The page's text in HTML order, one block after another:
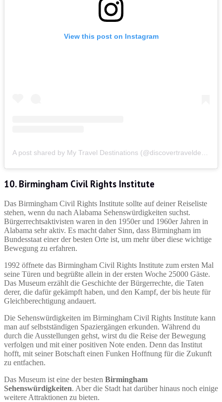
View this post on Instagram
A post shared by My Travel Destinations (@discovertraveldestinations)
10. Birmingham Civil Rights Institute
Das Birmingham Civil Rights Institute sollte auf deiner Reiseliste
stehen, wenn du nach Alabama Sehenswürdigkeiten suchst.
Bürgerrechtsaktivisten waren in den 1950er und 1960er Jahren in
Alabama sehr aktiv. Es macht daher Sinn, dass Birmingham im
Bundesstaat einer der besten Orte ist, um mehr über diese wichtige
Bewegung zu erfahren.
1992 öffnete das Birmingham Civil Rights Institute zum ersten Mal
seine Türen und begrüßte allein in der ersten Woche 25000 Gäste.
Das Museum erzählt die Geschichte der Bürgerrechte, die Taten
derer, die dafür gekämpft haben, und den Kampf, der bis heute für
Gleichberechtigung andauert.
Die Sehenswürdigkeiten im Birmingham Civil Rights Institute kann
man auf selbstständigen Spaziergängen erkunden. Während du
durch die Ausstellungen gehst, wirst du die Reise der Bewegung
verfolgen und mit einer positiven Note enden. Denn das Institut
hofft, mit seiner Botschaft einen Funken Hoffnung für die Zukunft
zu entfachen.
Das Museum ist eine der besten Birmingham
Sehenswürdigkeiten. Aber die Stadt hat darüber hinaus noch einige
weitere Attraktionen zu bieten.